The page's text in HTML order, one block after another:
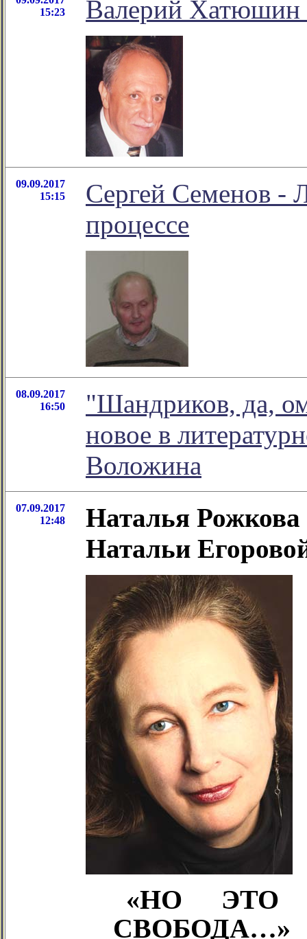
15:23
Валерий Хатюшин
09.09.2017
15:15
Сергей Семенов -
процессе
08.09.2017
16:50
"Шандриков, да,
новое в
Воложина
07.09.2017
12:48
Наталья Рожкова
Натальи
«НО
ЭТО
СВОБОДА…»